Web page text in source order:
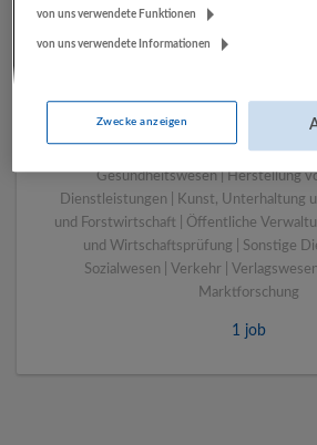
Bergheim bei
Bau | Beherbergung und
Energieversorgung | Finanz- und
Gesundheitswesen | Herstellung
Dienstleistungen | Kunst, Unterhaltung
und Forstwirtschaft | Öffentliche
und Wirtschaftsprüfung | Sonstige
Sozialwesen | Verkehr |
Marktforschung
1 job
von uns verwendete Funktionen
von uns verwendete Informationen
Zwecke anzeigen